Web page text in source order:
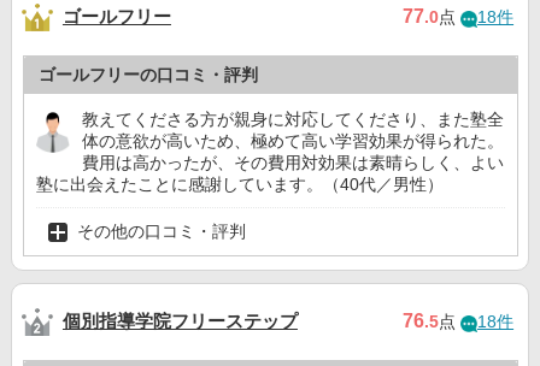
ゴールフリー 77.0点 18件
ゴールフリーの口コミ・評判
教えてくださる方が親身に対応してくださり、また塾全
体の意欲が高いため、極めて高い学習効果が得られた。
費用は高かったが、その費用対効果は素晴らしく、よい
塾に出会えたことに感謝しています。（40代／男性）
その他の口コミ・評判
個別指導学院フリーステップ 76.5点 18件